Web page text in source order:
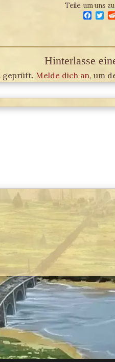
Teile, um uns
Hinterlasse
geprüft. Melde dich an, um